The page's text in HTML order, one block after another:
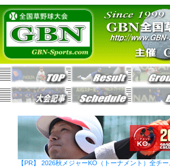
【PR】 2026秋メジャーKO（トーナメント）全チ